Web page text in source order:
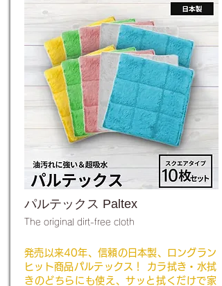
パルテックス Paltex
The original dirt-free cloth
発売以来40年、信頼の日本製、ロングラン
ヒット商品パルテックス！ カラ拭き・水拭
きのどちらにも使え、サッと拭くだけで家